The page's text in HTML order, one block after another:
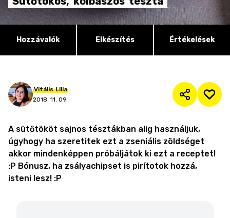
Hozzávalók Elkészítés Értékelések
Vitális Lilla
2018. 11. 09.
A sütőtököt sajnos tésztákban alig használjuk,
úgyhogy ha szeretitek ezt a zseniális zöldséget
akkor mindenképpen próbáljátok ki ezt a receptet!
:P Bónusz, ha zsályachipset is pirítotok hozzá,
isteni lesz! :P